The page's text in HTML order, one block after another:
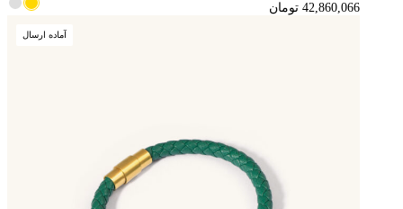
42,860,066 تومان
آماده ارسال